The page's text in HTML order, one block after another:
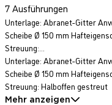
7 Ausführungen
Unterlage: Abranet-Gitter
Scheibe Ø 150 mm
Streuung:...
Unterlage: Abranet-Gitter
Scheibe Ø 150 mm
Streuung: Halboffen gestreut
Mehr anzeigen